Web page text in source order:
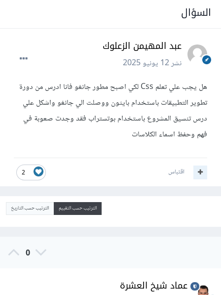
السؤال
عبد المهيمن الزعلوك
نشر12 يونيو 2025
هل يجب علي تعلم Css لكي اصبح مطور جانغو فانا ادرس من دورة
تطوير التطبيقات باستخدام بايثون ووصلت الي جانغو واشكل علي
درس تنسيق المشروع باستخدام بوتستراب فقد وجدت صعوبة في
فهم وحفظ اسماء الكلاسات
2 اقتباس
الترتيب حسب التقييم الترتيب حسب التاريخ
0
عماد شيخ العشرة